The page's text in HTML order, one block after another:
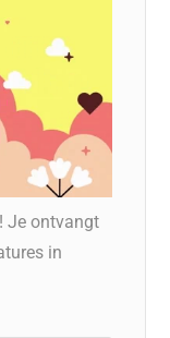
Je ontvangt
in